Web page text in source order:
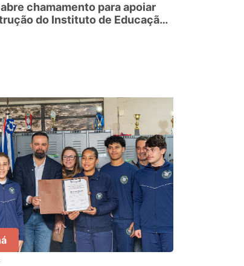
chamamento para apoiar
do Instituto de Educação